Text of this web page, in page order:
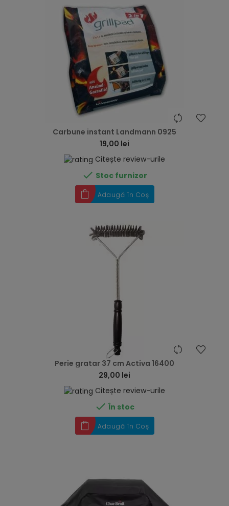
Carbune instant Landmann 0925
19,00 lei
Citește review-urile
 Stoc furnizor
Adaugă în Coș
Perie gratar 37 cm Activa 16400
29,00 lei
Citește review-urile
 În stoc
Adaugă în Coș